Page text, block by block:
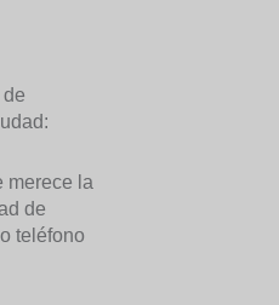
merece la
de
teléfono